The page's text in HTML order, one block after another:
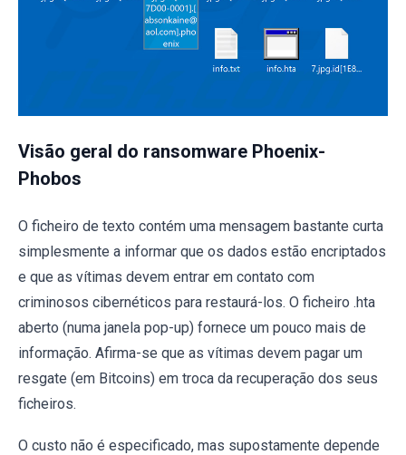
Visão geral do ransomware Phoenix-
Phobos
O ficheiro de texto contém uma mensagem bastante curta
simplesmente a informar que os dados estão encriptados
e que as vítimas devem entrar em contato com
criminosos cibernéticos para restaurá-los. O ficheiro .hta
aberto (numa janela pop-up) fornece um pouco mais de
informação. Afirma-se que as vítimas devem pagar um
resgate (em Bitcoins) em troca da recuperação dos seus
ficheiros.
O custo não é especificado, mas supostamente depende